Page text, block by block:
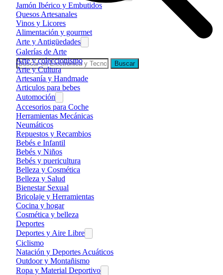
Buscar
Jamón Ibérico y Embutidos
Quesos Artesanales
Vinos y Licores
Alimentación y gourmet
Arte y Antigüedades
Galerías de Arte
Arte y coleccionismo
Arte y Cultura
Artesanía y Handmade
Articulos para bebes
Automoción
Accesorios para Coche
Herramientas Mecánicas
Neumáticos
Repuestos y Recambios
Bebés e Infantil
Bebés y Niños
Bebés y puericultura
Belleza y Cosmética
Belleza y Salud
Bienestar Sexual
Bricolaje y Herramientas
Cocina y hogar
Cosmética y belleza
Deportes
Deportes y Aire Libre
Ciclismo
Natación y Deportes Acuáticos
Outdoor y Montañismo
Ropa y Material Deportivo